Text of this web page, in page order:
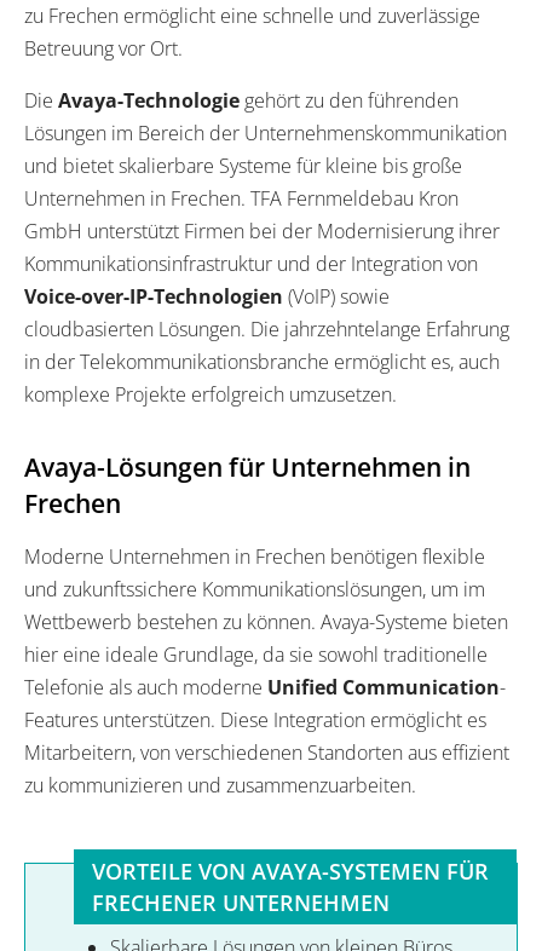
zu Frechen ermöglicht eine schnelle und zuverlässige
Betreuung vor Ort.
Die Avaya-Technologie gehört zu den führenden
Lösungen im Bereich der Unternehmenskommunikation
und bietet skalierbare Systeme für kleine bis große
Unternehmen in Frechen. TFA Fernmeldebau Kron
GmbH unterstützt Firmen bei der Modernisierung ihrer
Kommunikationsinfrastruktur und der Integration von
Voice-over-IP-Technologien (VoIP) sowie
cloudbasierten Lösungen. Die jahrzehntelange Erfahrung
in der Telekommunikationsbranche ermöglicht es, auch
komplexe Projekte erfolgreich umzusetzen.
Avaya-Lösungen für Unternehmen in
Frechen
Moderne Unternehmen in Frechen benötigen flexible
und zukunftssichere Kommunikationslösungen, um im
Wettbewerb bestehen zu können. Avaya-Systeme bieten
hier eine ideale Grundlage, da sie sowohl traditionelle
Telefonie als auch moderne Unified Communication-
Features unterstützen. Diese Integration ermöglicht es
Mitarbeitern, von verschiedenen Standorten aus effizient
zu kommunizieren und zusammenzuarbeiten.
VORTEILE VON AVAYA-SYSTEMEN FÜR
FRECHENER UNTERNEHMEN